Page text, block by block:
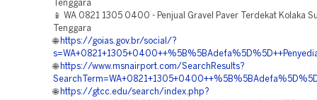
Tenggara
📱 WA 0821 1305 0400 - Penjual Gravel Paver Terdekat Kolaka
Tenggara
🌐 https://goias.gov.br/social/?
🌐 https://www.msnairport.com/SearchResults?
🌐 https://gtcc.edu/search/index.php?